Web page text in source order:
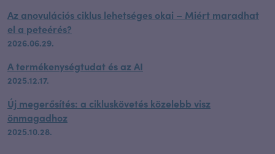
Az anovulációs ciklus lehetséges okai – Miért maradhat
el a peteérés?
2026.06.29.
A termékenységtudat és az AI
2025.12.17.
Új megerősítés: a cikluskövetés közelebb visz
önmagadhoz
2025.10.28.